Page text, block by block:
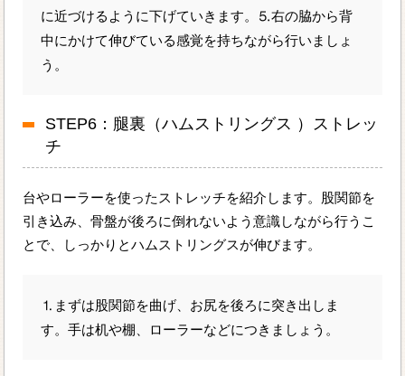
に近づけるように下げていきます。⒌右の脇から背
中にかけて伸びている感覚を持ちながら行いましょ
う。
STEP6：腿裏（ハムストリングス ）ストレッ
チ
台やローラーを使ったストレッチを紹介します。股関節を
引き込み、骨盤が後ろに倒れないよう意識しながら行うこ
とで、しっかりとハムストリングスが伸びます。
⒈まずは股関節を曲げ、お尻を後ろに突き出しま
す。手は机や棚、ローラーなどにつきましょう。